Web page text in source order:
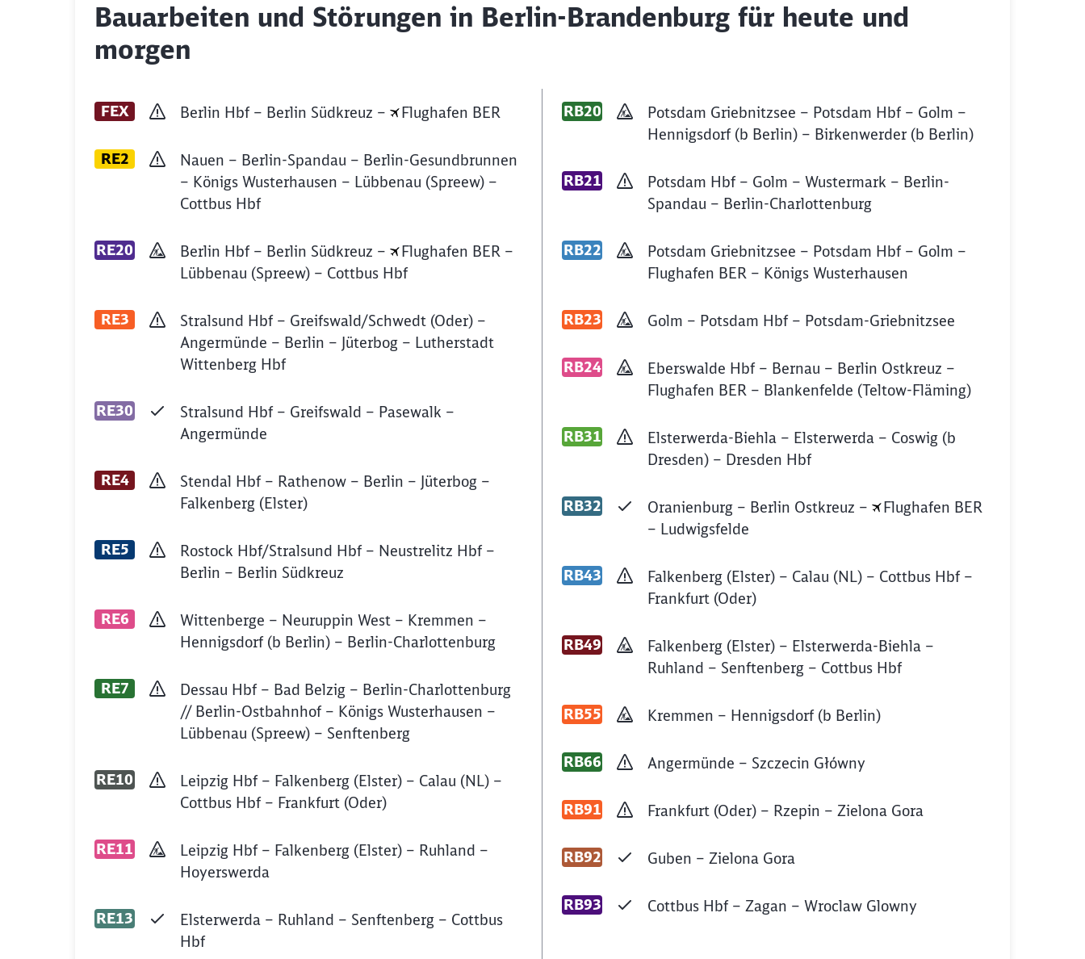
Bauarbeiten und Störungen in Berlin-Brandenburg für heute und
morgen
FEX Berlin Hbf – Berlin Südkreuz – Flughafen BER
RE2
Nauen – Berlin-Spandau – Berlin-Gesundbrunnen
– Königs Wusterhausen – Lübbenau (Spreew) –
Cottbus Hbf
RE20 Berlin Hbf – Berlin Südkreuz –
Flughafen BER –
Lübbenau (Spreew) – Cottbus Hbf
RE3
Stralsund Hbf – Greifswald/Schwedt (Oder) –
Angermünde – Berlin – Jüterbog – Lutherstadt
Wittenberg Hbf
RE30
Stralsund Hbf – Greifswald – Pasewalk –
Angermünde
RE4
Stendal Hbf – Rathenow – Berlin – Jüterbog –
Falkenberg (Elster)
RE5
Rostock Hbf/Stralsund Hbf – Neustrelitz Hbf –
Berlin – Berlin Südkreuz
RE6
Wittenberge – Neuruppin West – Kremmen –
Hennigsdorf (b Berlin) – Berlin-Charlottenburg
RE7
Dessau Hbf – Bad Belzig – Berlin-Charlottenburg
// Berlin-Ostbahnhof – Königs Wusterhausen –
Lübbenau (Spreew) – Senftenberg
RE10
Leipzig Hbf – Falkenberg (Elster) – Calau (NL) –
Cottbus Hbf – Frankfurt (Oder)
RE11
Leipzig Hbf – Falkenberg (Elster) – Ruhland –
Hoyerswerda
RE13
Elsterwerda – Ruhland – Senftenberg – Cottbus
Hbf
RB20
Potsdam Griebnitzsee – Potsdam Hbf – Golm –
Hennigsdorf (b Berlin) – Birkenwerder (b Berlin)
RB21
Potsdam Hbf – Golm – Wustermark – Berlin-
Spandau – Berlin-Charlottenburg
RB22
Potsdam Griebnitzsee – Potsdam Hbf – Golm –
Flughafen BER – Königs Wusterhausen
RB23 Golm – Potsdam Hbf – Potsdam-Griebnitzsee
RB24
Eberswalde Hbf – Bernau – Berlin Ostkreuz –
Flughafen BER – Blankenfelde (Teltow-Fläming)
RB31
Elsterwerda-Biehla – Elsterwerda – Coswig (b
Dresden) – Dresden Hbf
RB32 Oranienburg – Berlin Ostkreuz –
Flughafen BER
– Ludwigsfelde
RB43
Falkenberg (Elster) – Calau (NL) – Cottbus Hbf –
Frankfurt (Oder)
RB49
Falkenberg (Elster) – Elsterwerda-Biehla –
Ruhland – Senftenberg – Cottbus Hbf
RB55 Kremmen – Hennigsdorf (b Berlin)
RB66 Angermünde – Szczecin Główny
RB91 Frankfurt (Oder) – Rzepin – Zielona Gora
RB92 Guben – Zielona Gora
RB93 Cottbus Hbf – Zagan – Wroclaw Glowny